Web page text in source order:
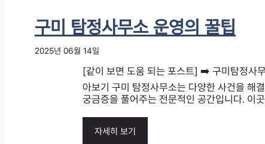
구미 탐정사무소 운영의 꿀팁
2025년 06월 14일
[같이 보면 도움 되는 포스트] ➡️ 구미탐정사
아보기 구미 탐정사무소는 다양한 사건을 해
궁금증을 풀어주는 전문적인 공간입니다. 이
자세히 보기